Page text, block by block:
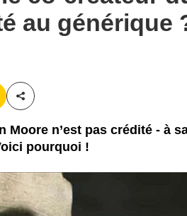
au générique
Partager cet article
n’est pas crédité - à
pourquoi !